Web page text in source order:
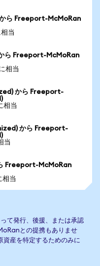
ら Freeport-McMoRan
当
ら Freeport-McMoRan
相当
から Freeport-
相当
から Freeport-
当
Freeport-McMoRan
相当
て発行、後援、または承認
との提携もありませ
資産を特定するためのみに